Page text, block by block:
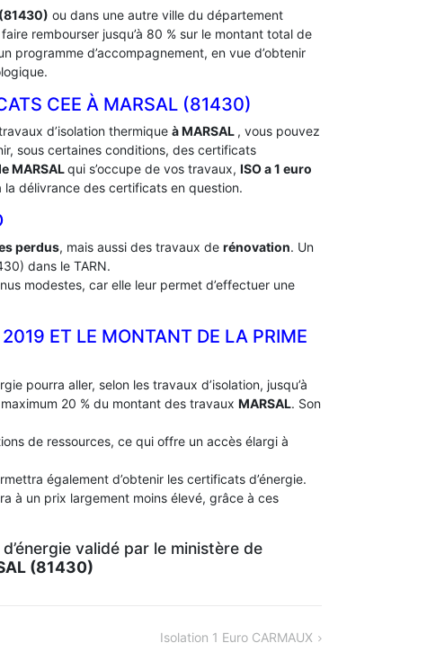
ou dans une autre ville du département
rembourser jusqu’à 80 % sur le montant total de
programme d’accompagnement, en vue d’obtenir
CEE À ‎MARSAL (81430)
d’isolation thermique à MARSAL , vous pouvez
sous certaines conditions, des certificats
MARSALqui s’occupe de vos travaux, ISO a 1 euro
délivrance des certificats en question.
perdus, mais aussi des travaux de rénovation. Un
dans le TARN.
modestes, car elle leur permet d’effectuer une
ET LE MONTANT DE LA PRIME
pourra aller, selon les travaux d’isolation, jusqu’à
20 % du montant des travaux MARSAL. Son
de ressources, ce qui offre un accès élargi à
également d’obtenir les certificats d’énergie.
à un prix largement moins élevé, grâce à ces
validé par le ministère de
(81430)
Isolation 1 Euro CARMAUX